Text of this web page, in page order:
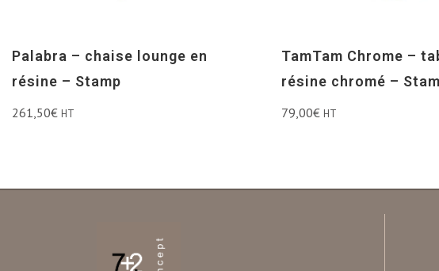
Palabra – chaise lounge en
résine – Stamp
261,50€ HT
TamTam Chrome –
résine chromé –
79,00€ HT